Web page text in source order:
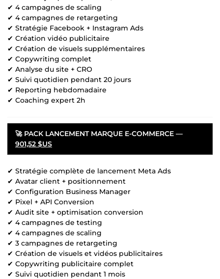
✔ 4 campagnes de scaling
✔ 4 campagnes de retargeting
✔ Stratégie Facebook + Instagram Ads
✔ Création vidéo publicitaire
✔ Création de visuels supplémentaires
✔ Copywriting complet
✔ Analyse du site + CRO
✔ Suivi quotidien pendant 20 jours
✔ Reporting hebdomadaire
✔ Coaching expert 2h
🚀 PACK LANCEMENT MARQUE E-COMMERCE —
901,52 $US
✔ Stratégie complète de lancement Meta Ads
✔ Avatar client + positionnement
✔ Configuration Business Manager
✔ Pixel + API Conversion
✔ Audit site + optimisation conversion
✔ 4 campagnes de testing
✔ 4 campagnes de scaling
✔ 3 campagnes de retargeting
✔ Création de visuels et vidéos publicitaires
✔ Copywriting publicitaire complet
✔ Suivi quotidien pendant 1 mois